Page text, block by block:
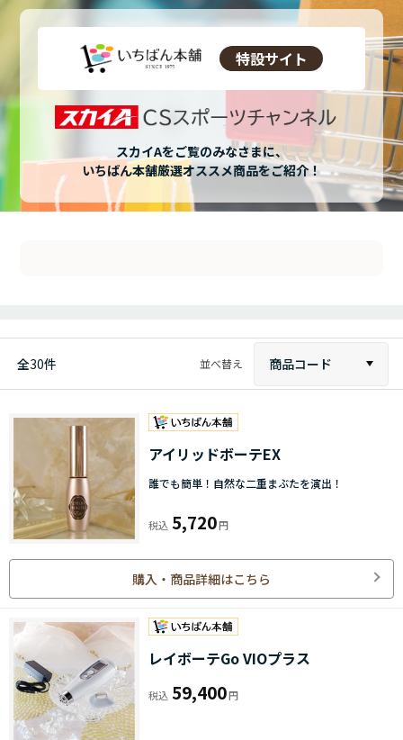
特設サイト
スカイAをご覧のみなさまに、
いちばん本舗厳選オススメ商品をご紹介！
全30件 並べ替え 商品コード
アイリッドボーテEX
誰でも簡単！自然な二重まぶたを演出！
5,720
購入・商品詳細はこちら
レイボーテGo VIOプラス
59,400